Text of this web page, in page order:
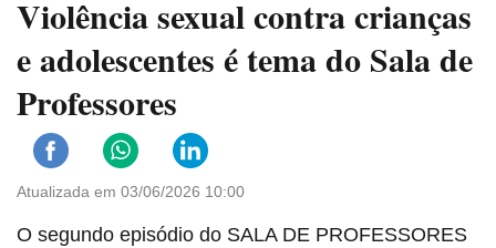
Violência sexual contra crianças
e adolescentes é tema do Sala de
Professores
Atualizada em 03/06/2026 10:00
O segundo episódio do SALA DE PROFESSORES